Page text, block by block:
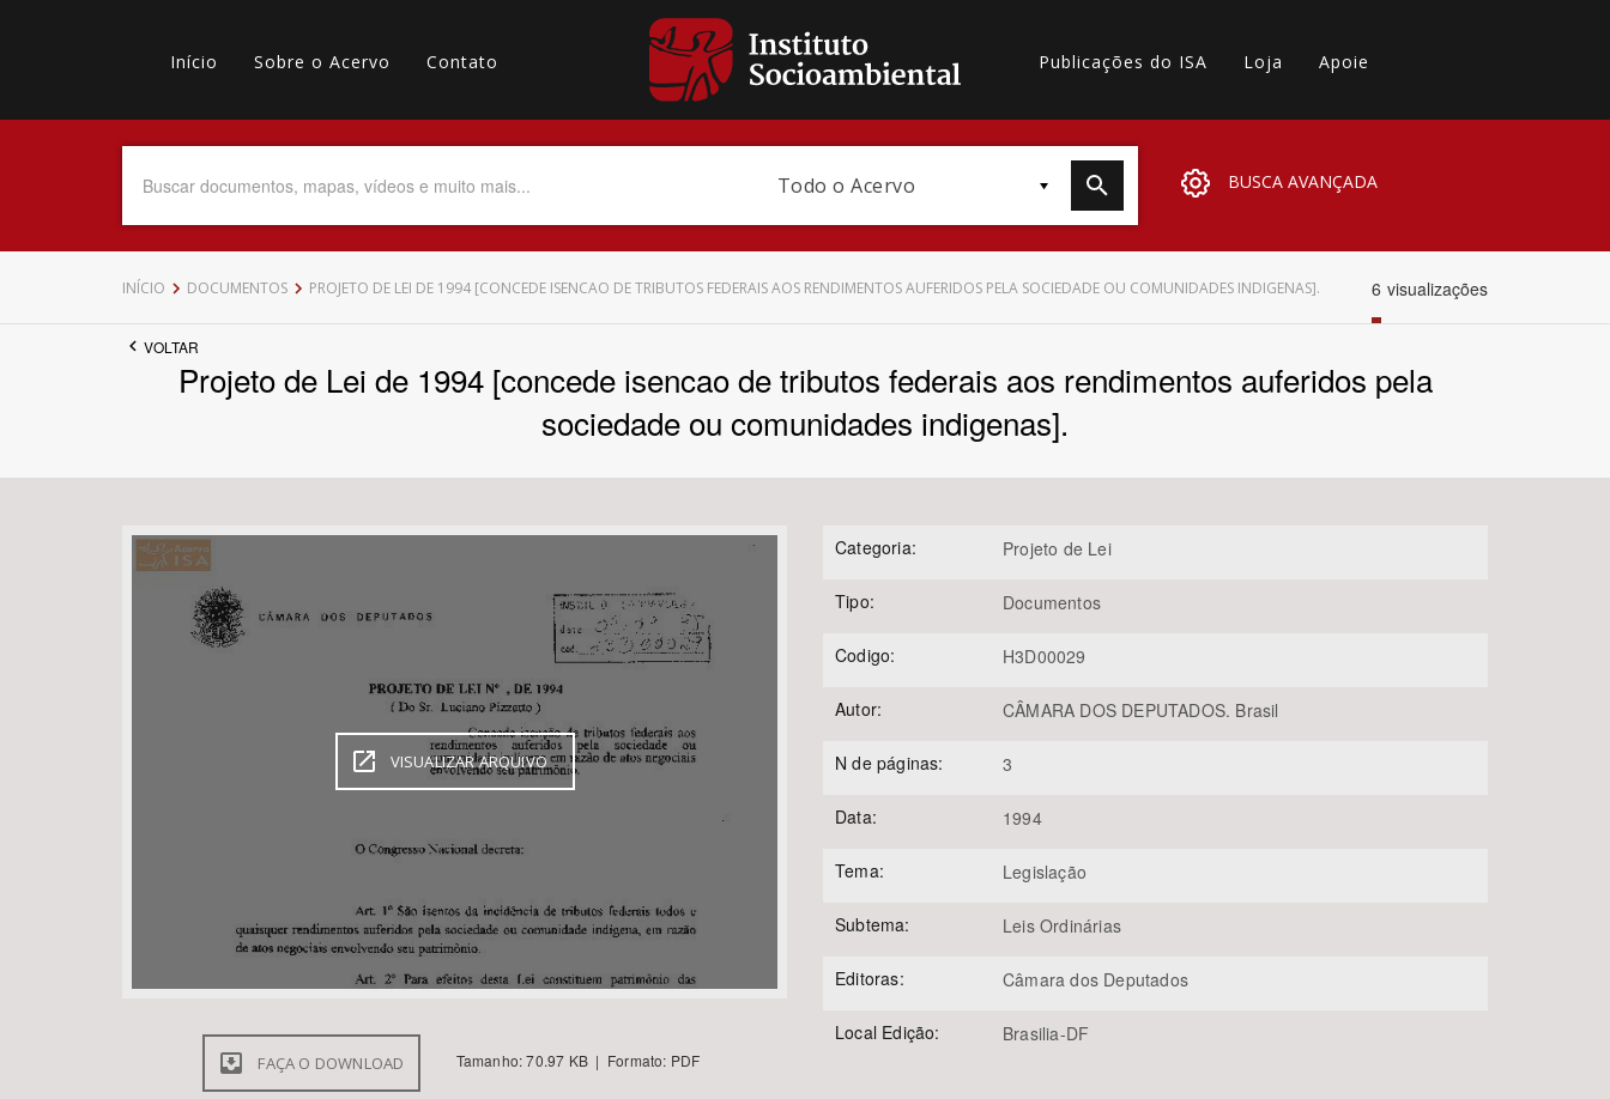
Main
navigation
Início Sobre o Acervo Contato
secundário
Publicações do ISA Loja Apoie
Todo o Acervo BUSCA AVANÇADA
Data do Documento Até
Área de Levantamento Área Protegida
INÍCIO DOCUMENTOS PROJETO DE LEI DE 1994 [CONCEDE ISENCAO DE TRIBUTOS FEDERAIS AOS RENDIMENTOS AUFERIDOS PELA SOCIEDADE OU COMUNIDADES INDIGENAS]. 6 visualizações
VOLTAR
Projeto de Lei de 1994 [concede isencao de tributos federais aos rendimentos auferidos pela
sociedade ou comunidades indigenas].
VISUALIZAR ARQUIVO
FAÇA O DOWNLOAD Tamanho: 70.97 KB | Formato: PDF
Categoria: Projeto de Lei
Tipo: Documentos
Codigo: H3D00029
Autor: CÂMARA DOS DEPUTADOS. Brasil
N de páginas: 3
Data: 1994
Tema: Legislação
Subtema: Leis Ordinárias
Editoras: Câmara dos Deputados
Local Edição: Brasilia-DF